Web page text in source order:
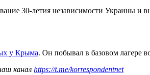
30-летия независимости Украины
у Крыма. Он побывал в базовом лагере
канал https://t.me/korrespondentnet